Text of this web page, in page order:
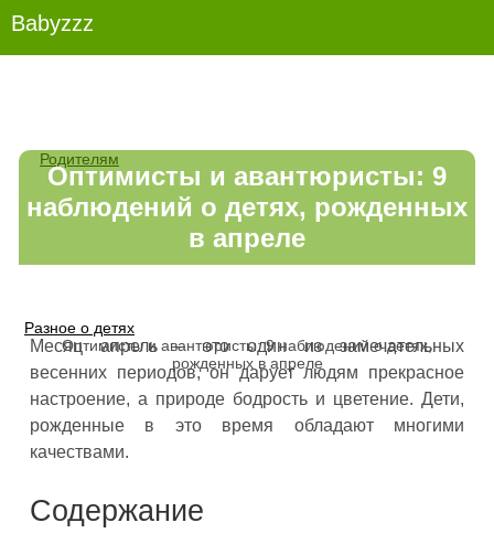
Babyzzz
Родителям
Разное о детях
Оптимисты и авантюристы: 9 наблюдений о детях,
рожденных в апреле
Оптимисты и авантюристы: 9
наблюдений о детях, рожденных
в апреле
Месяц апрель – это один из замечательных
весенних периодов, он дарует людям прекрасное
настроение, а природе бодрость и цветение. Дети,
рожденные в это время обладают многими
качествами.
Содержание